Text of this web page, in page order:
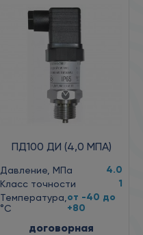
ПД100 ДИ (4,0 МПА)
Давление, МПа 4.0
Класс точности 1
Температура,
°C
от -40 до
+80
договорная